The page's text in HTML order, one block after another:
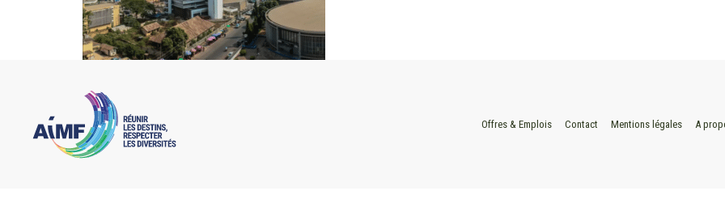
Offres & Emplois Contact Mentions légales A